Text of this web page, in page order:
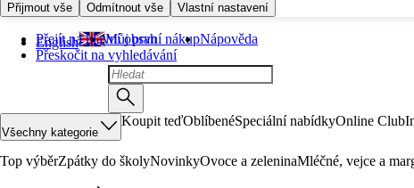
Přijmout vše Odmítnout vše Vlastní nastavení
Přejít na hlavní obsah
Přeskočit na vyhledávání
English Můj první nákupNápověda
Všechny kategorie
Koupit teďOblíbenéSpeciální nabídkyOnline Club
Top výběrZpátky do školyNovinkyOvoce a zeleninaMléčné, vejce a